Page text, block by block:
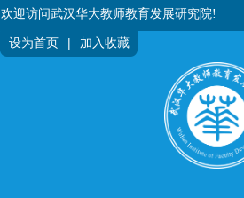
欢迎访问武汉华大教师教育发展研究院!
设为首页 | 加入收藏